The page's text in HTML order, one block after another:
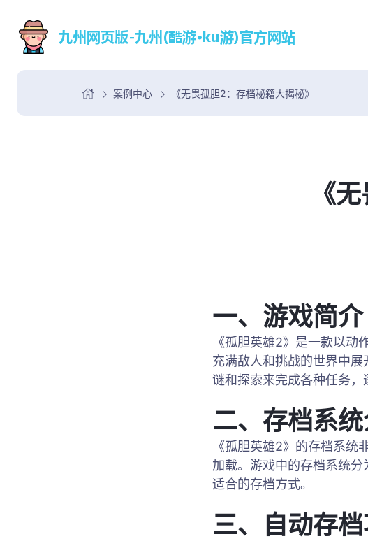
案例中心 《无畏孤胆2：存档秘籍大揭秘》
《
一、游戏简介
《孤胆英雄2》是一款以
充满敌人和挑战的世界中
谜和探索来完成各种任务，
二、存档系
《孤胆英雄2》的存档系
加载。游戏中的存档系统
适合的存档方式。
三、自动存